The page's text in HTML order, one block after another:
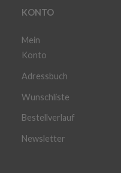
KONTO
Mein
Konto
Adressbuch
Wunschliste
Bestellverlauf
Newsletter